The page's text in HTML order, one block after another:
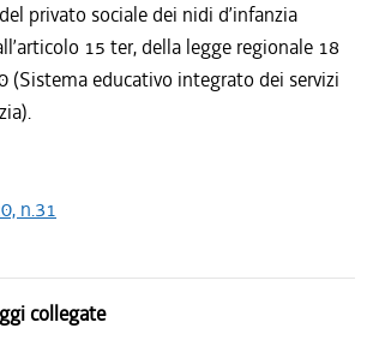
privato sociale dei nidi d’infanzia
15 ter, della legge regionale 18
(Sistema educativo integrato dei servizi
n.31
collegate